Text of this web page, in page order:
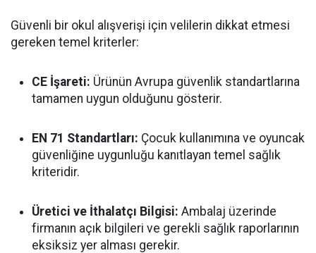
Güvenli bir okul alışverişi için velilerin dikkat etmesi
gereken temel kriterler:
CE İşareti: Ürünün Avrupa güvenlik standartlarına
tamamen uygun olduğunu gösterir.
EN 71 Standartları: Çocuk kullanımına ve oyuncak
güvenliğine uygunluğu kanıtlayan temel sağlık
kriteridir.
Üretici ve İthalatçı Bilgisi: Ambalaj üzerinde
firmanın açık bilgileri ve gerekli sağlık raporlarının
eksiksiz yer alması gerekir.